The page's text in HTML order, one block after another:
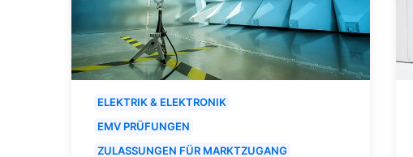
ELEKTRIK & ELEKTRONIK
EMV PRÜFUNGEN
ZULASSUNGEN FÜR MARKTZUGANG